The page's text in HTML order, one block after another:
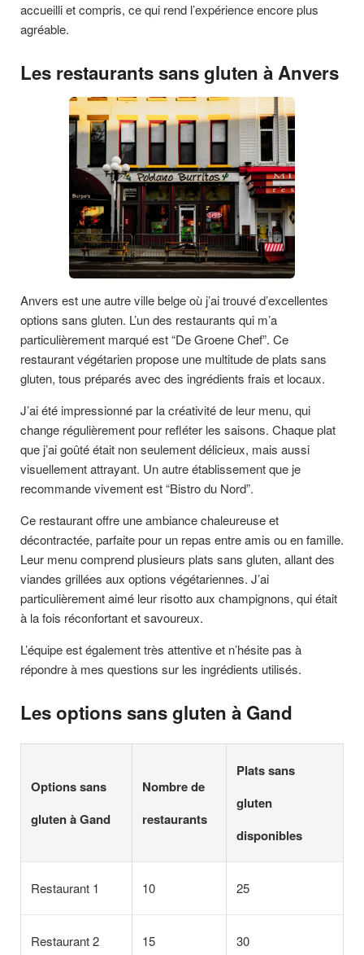
accueilli et compris, ce qui rend l’expérience encore plus
agréable.
Les restaurants sans gluten à Anvers
Anvers est une autre ville belge où j’ai trouvé d’excellentes
options sans gluten. L’un des restaurants qui m’a
particulièrement marqué est “De Groene Chef”. Ce
restaurant végétarien propose une multitude de plats sans
gluten, tous préparés avec des ingrédients frais et locaux.
J’ai été impressionné par la créativité de leur menu, qui
change régulièrement pour refléter les saisons. Chaque plat
que j’ai goûté était non seulement délicieux, mais aussi
visuellement attrayant. Un autre établissement que je
recommande vivement est “Bistro du Nord”.
Ce restaurant offre une ambiance chaleureuse et
décontractée, parfaite pour un repas entre amis ou en famille.
Leur menu comprend plusieurs plats sans gluten, allant des
viandes grillées aux options végétariennes. J’ai
particulièrement aimé leur risotto aux champignons, qui était
à la fois réconfortant et savoureux.
L’équipe est également très attentive et n’hésite pas à
répondre à mes questions sur les ingrédients utilisés.
Les options sans gluten à Gand
Options sans
gluten à Gand
Nombre de
restaurants
Plats sans
gluten
disponibles
Restaurant 1 10 25
Restaurant 2 15 30